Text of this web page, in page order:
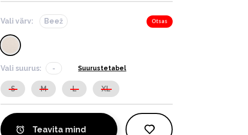
Vali värv: Beež Otsas
Vali suurus: - Suurustetabel
S M L XL
Teavita mind